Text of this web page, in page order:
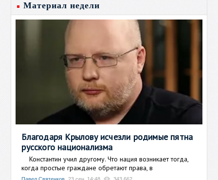
Материал недели
Благодаря Крылову исчезли родимые пятна
русского национализма
Константин учил другому. Что нация возникает тогда,
когда простые граждане обретают права, в
Павел Святенков 23 сен, 14:48 343 662